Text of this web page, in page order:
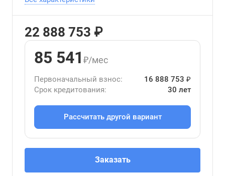
22 888 753 ₽
85 541 ₽/мес
Первоначальный взнос:
16 888 753 ₽
Срок кредитования:
30 лет
Рассчитать другой вариант
Заказать